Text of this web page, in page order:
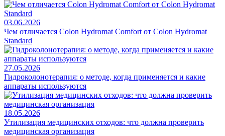
03.06.2026
Чем отличается Colon Hydromat Comfort от Colon Hydromat
Standard
27.05.2026
Гидроколонотерапия: о методе, когда применяется и какие
аппараты используются
18.05.2026
Утилизация медицинских отходов: что должна проверить
медицинская организация